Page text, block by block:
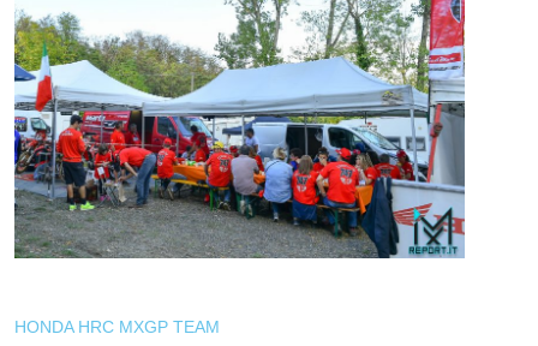
HONDA HRC MXGP TEAM